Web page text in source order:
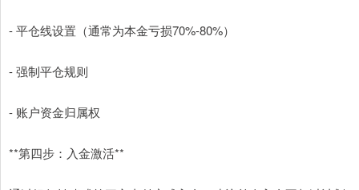
- 平仓线设置（通常为本金亏损70%-80%）
- 强制平仓规则
- 账户资金归属权
**第四步：入金激活**